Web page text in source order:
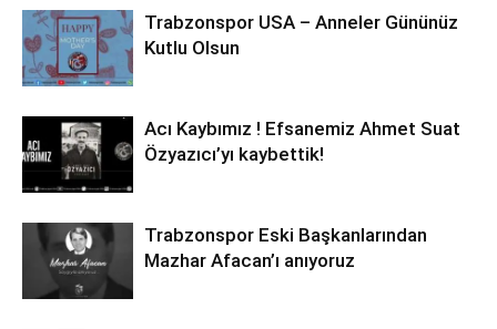
Trabzonspor USA – Anneler Gününüz
Kutlu Olsun
Acı Kaybımız ! Efsanemiz Ahmet Suat
Özyazıcı’yı kaybettik!
Trabzonspor Eski Başkanlarından
Mazhar Afacan’ı anıyoruz